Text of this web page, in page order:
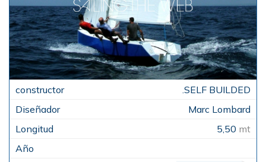
.SELF BUILDED
Marc Lombard
5,50 mt